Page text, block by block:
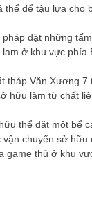
thể để tậu lựa
đặt những
ở khu vực phía
tháp Văn Xương
hữu làm từ chất
thể đặt một bể
chuyển sở hữu
game thủ ở khu